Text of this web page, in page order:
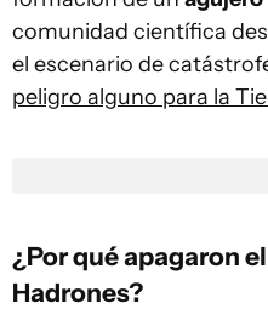
comunidad científica
el escenario de
peligro alguno para la
¿Por qué apagaron
Hadrones?